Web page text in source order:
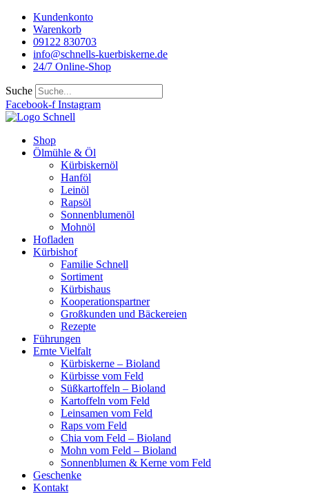
Kundenkonto
Warenkorb
09122 830703
info@schnells-kuerbiskerne.de
24/7 Online-Shop
Suche
Facebook-f Instagram
Shop
Ölmühle & Öl
Kürbiskernöl
Hanföl
Leinöl
Rapsöl
Sonnenblumenöl
Mohnöl
Hofladen
Kürbishof
Familie Schnell
Sortiment
Kürbishaus
Kooperationspartner
Großkunden und Bäckereien
Rezepte
Führungen
Ernte Vielfalt
Kürbiskerne – Bioland
Kürbisse vom Feld
Süßkartoffeln – Bioland
Kartoffeln vom Feld
Leinsamen vom Feld
Raps vom Feld
Chia vom Feld – Bioland
Mohn vom Feld – Bioland
Sonnenblumen & Kerne vom Feld
Geschenke
Kontakt